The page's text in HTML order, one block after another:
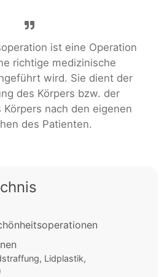
ist eine Operation
richtige medizinische
wird. Sie dient der
des Körpers bzw. der
Körpers nach den eigenen
des Patienten.
Lidplastik,